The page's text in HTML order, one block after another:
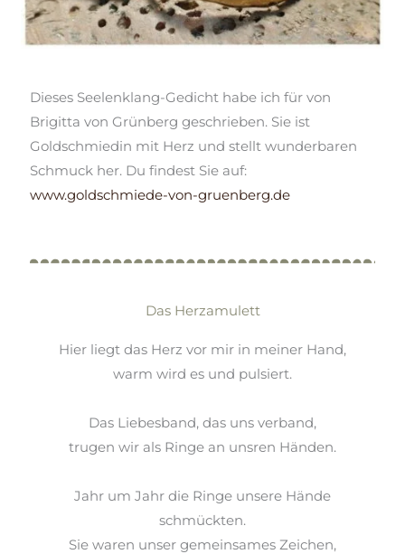
Dieses Seelenklang-Gedicht habe ich für von
Brigitta von Grünberg geschrieben. Sie ist
Goldschmiedin mit Herz und stellt wunderbaren
Schmuck her. Du findest Sie auf:
www.goldschmiede-von-gruenberg.de
Das Herzamulett
Hier liegt das Herz vor mir in meiner Hand,
warm wird es und pulsiert.
Das Liebesband, das uns verband,
trugen wir als Ringe an unsren Händen.
Jahr um Jahr die Ringe unsere Hände
schmückten.
Sie waren unser gemeinsames Zeichen,